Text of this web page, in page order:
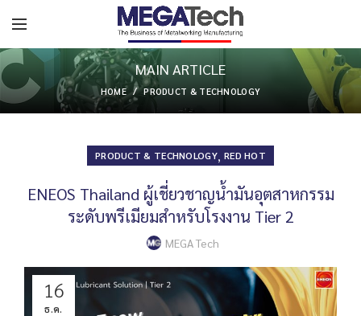
MAIN ARTICLE
HOME PRODUCT & TECHNOLOGY
PRODUCT & TECHNOLOGY, RED HOT
ENEOS Thailand ผู้เชี่ยวชาญน้ำมันอุตสาหกรรม
ระดับพรีเมียมสำหรับโรงงาน Tier 2
MEGA Tech
16
ธ.ค.